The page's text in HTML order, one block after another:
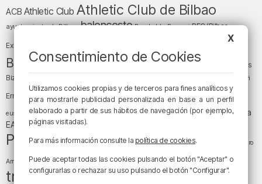
ACB Athletic Club Athletic Club de Bilbao
ayuntamiento de Bilbao baloncesto Barakaldo Basauri BEC (Bilbao
Exhibition Center) Bizkaia
Bizkaia y sus comarcas Copa del Rey cultura
Cáritas
Bizkaia
Diócesis de Bilbao el tiempo Enkarterri
Ernesto Valverde Ertzaintza Euskadi (País Vasco)
euskera fiestas fútbol Gobierno vasco juanma jubera LaLiga LaLiga
EA Sports Liga Endesa
Política religión San Mamés sociedadsucesos Teatro
Arriaga tiempotiempo atmosféricotráfico
tráfico en Bizkaia
X
Consentimiento de Cookies
Utilizamos cookies propias y de terceros para fines analíticos y
para mostrarle publicidad personalizada en base a un perfil
elaborado a partir de sus hábitos de navegación (por ejemplo,
páginas visitadas).
Para más información consulte la política de cookies.
Puede aceptar todas las cookies pulsando el botón "Aceptar" o
configurarlas o rechazar su uso pulsando el botón "Configurar".